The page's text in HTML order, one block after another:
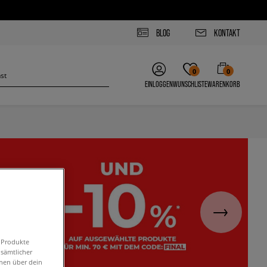
BLOG KONTAKT
EINLOGGEN
0
WUNSCHLISTE
0
WARENKORB
über dein